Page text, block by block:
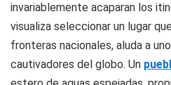
invariablemente acaparan los
visualiza seleccionar un lugar
fronteras nacionales, aluda a
cautivadores del globo. Un